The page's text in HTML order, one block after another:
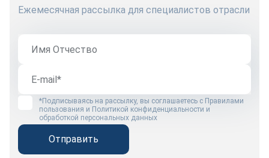
Ежемесячная рассылка для специалистов отрасли
*Подписываясь на рассылку, вы соглашаетесь с Правилами
пользования и Политикой конфиденциальности и
обработкой персональных данных
Отправить